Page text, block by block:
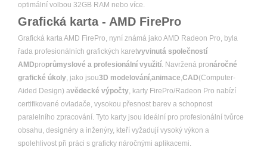
optimální volbou 32GB RAM nebo více.
Grafická karta - AMD FirePro
Grafická karta AMD FirePro, nyní známá jako AMD Radeon Pro, byla
řada profesionálních grafických karetvyvinutá společností
AMDproprůmyslové a profesionální využití. Navržená pronáročné
grafické úkoly, jako jsou3D modelování,animace,CAD(Computer-
Aided Design) avědecké výpočty, karty FirePro/Radeon Pro nabízí
certifikované ovladače, vysokou přesnost barev a schopnost
paralelního zpracování. Tyto karty jsou ideální pro profesionální tvůrce
obsahu, designéry a inženýry, kteří vyžadují vysoký výkon a
spolehlivost při práci s graficky náročnými aplikacemi.